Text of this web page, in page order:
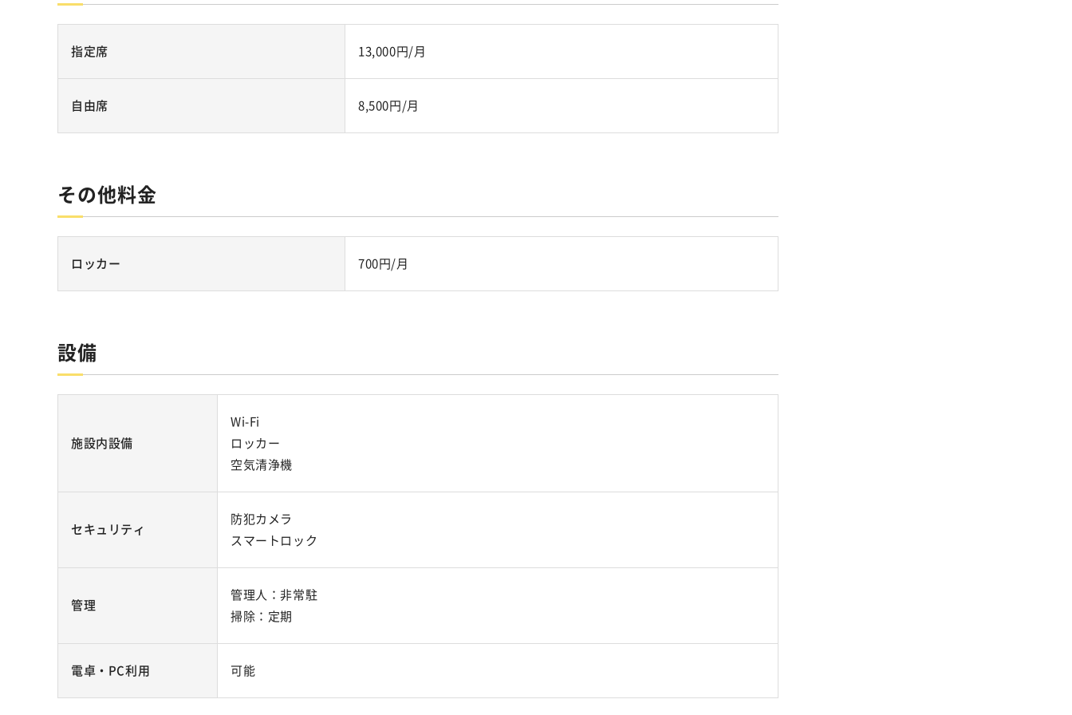
指定席 13,000円/月
自由席 8,500円/月
その他料金
ロッカー 700円/月
設備
施設内設備
Wi-Fi
ロッカー
空気清浄機
セキュリティ
防犯カメラ
スマートロック
管理
管理人：非常駐
掃除：定期
電卓・PC利用 可能